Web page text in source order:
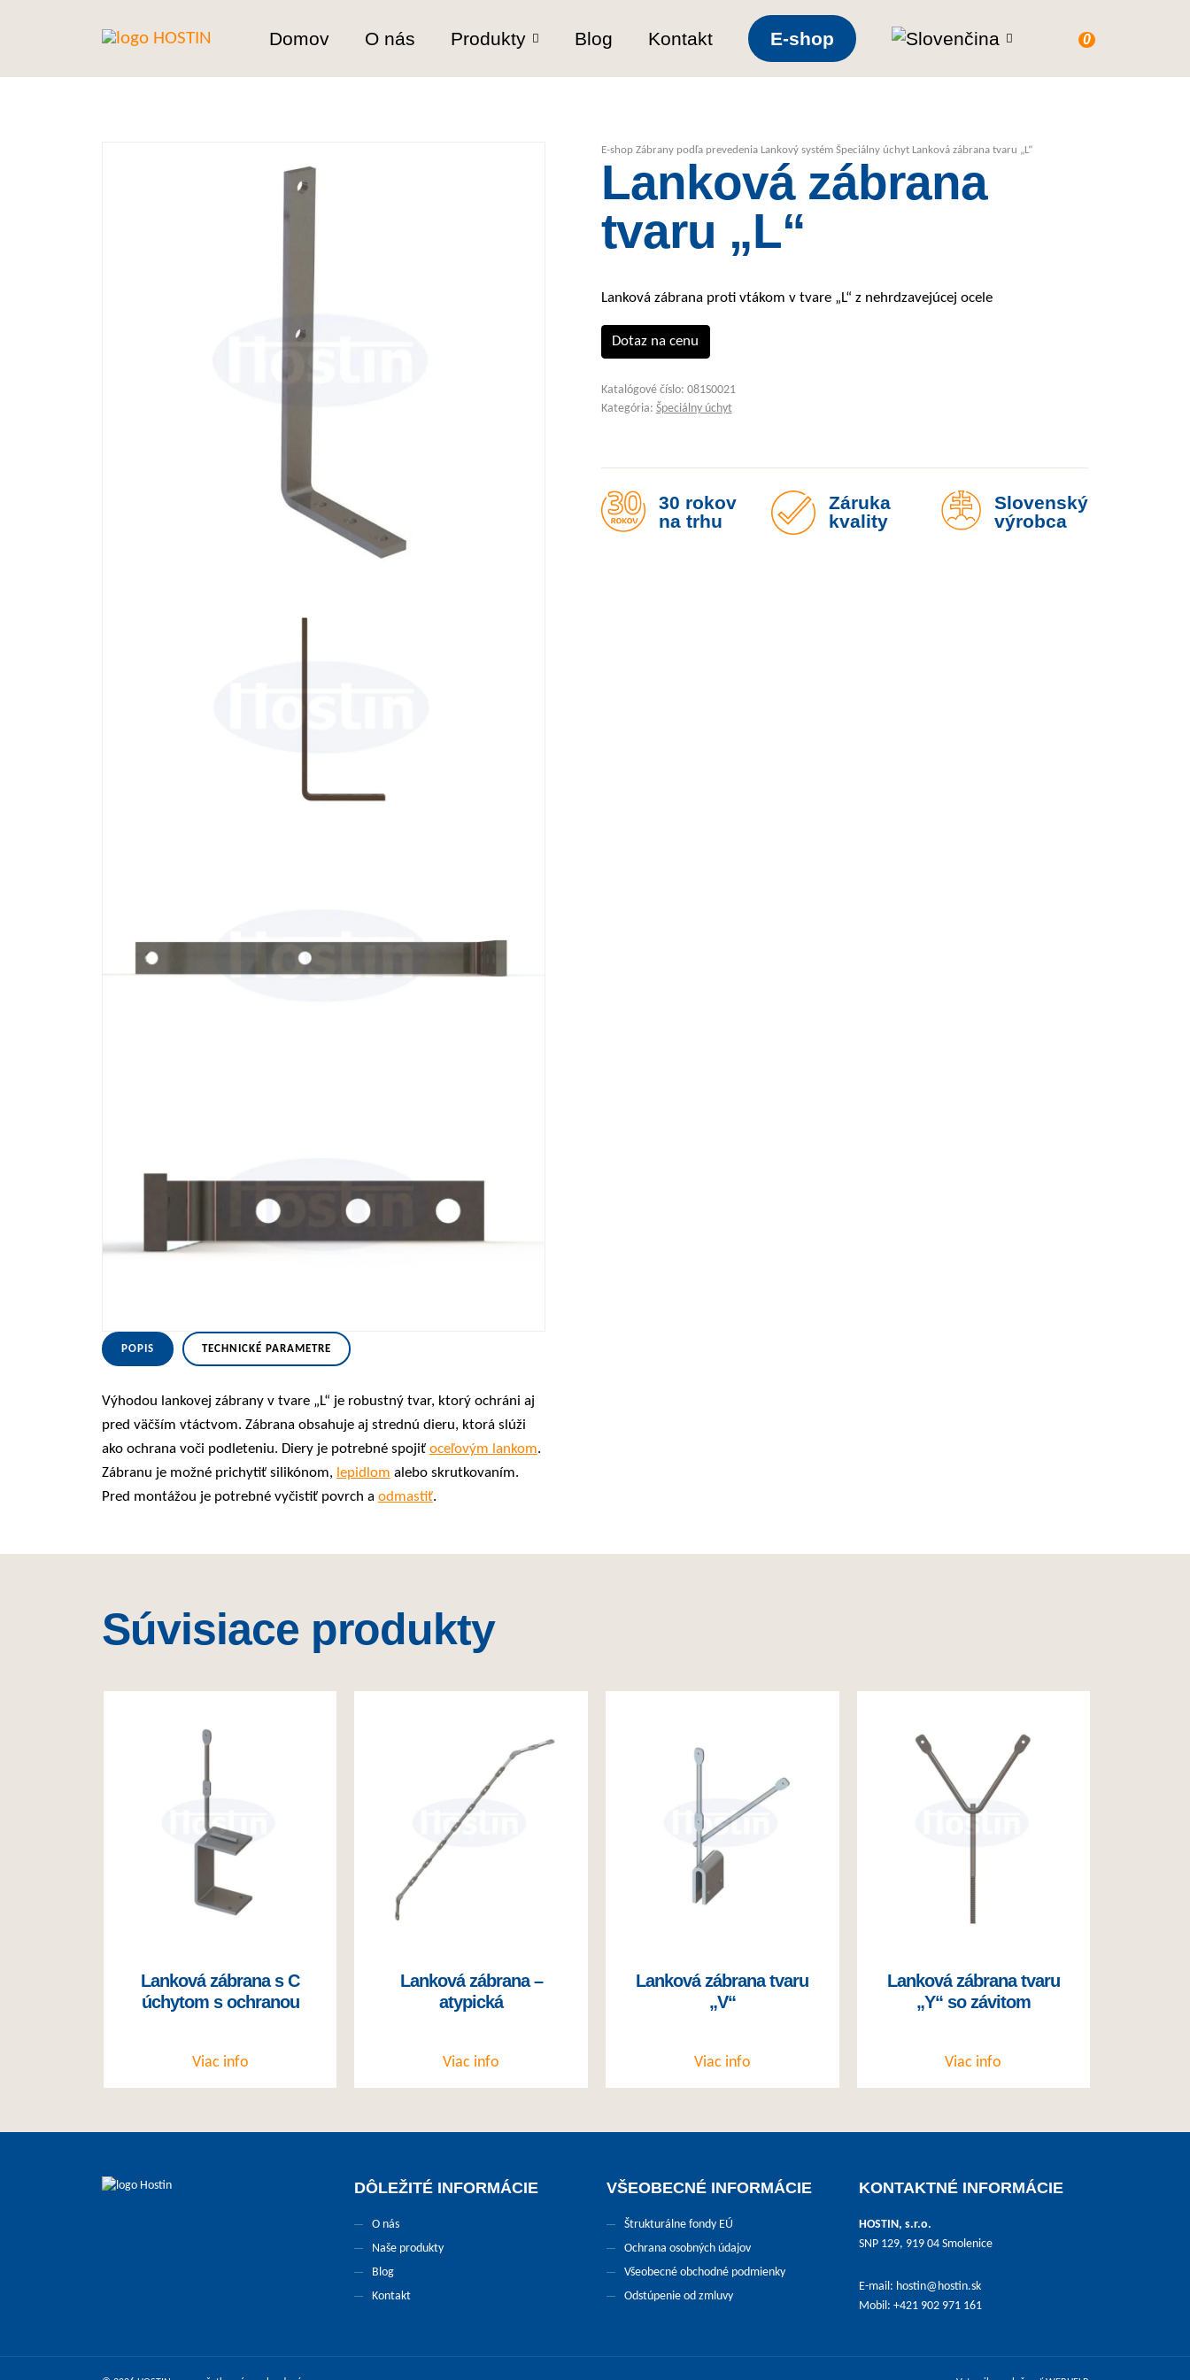
0
Domov O nás Produkty Blog Kontakt E-shop
E-shop Zábrany podľa prevedenia Lankový systém Špeciálny úchyt Lanková zábrana tvaru „L“
Lanková zábrana
tvaru „L“
Lanková zábrana proti vtákom v tvare „L“ z nehrdzavejúcej ocele
Dotaz na cenu
Katalógové číslo: 081S0021
Kategória: Špeciálny úchyt
30 rokov
na trhu
Záruka
kvality
Slovenský
výrobca
POPIS TECHNICKÉ PARAMETRE
Výhodou lankovej zábrany v tvare „L“ je robustný tvar, ktorý ochráni aj
pred väčším vtáctvom. Zábrana obsahuje aj strednú dieru, ktorá slúži
ako ochrana voči podleteniu. Diery je potrebné spojiť oceľovým lankom.
Zábranu je možné prichytiť silikónom, lepidlom alebo skrutkovaním.
Pred montážou je potrebné vyčistiť povrch a odmastiť.
Súvisiace produkty
Lanková zábrana s C
úchytom s ochranou
Viac info
Lanková zábrana –
atypická
Viac info
Lanková zábrana tvaru
„V“
Viac info
Lanková zábrana tvaru
„Y“ so závitom
Viac info
DÔLEŽITÉ INFORMÁCIE
O nás
Naše produkty
Blog
Kontakt
VŠEOBECNÉ INFORMÁCIE
Štrukturálne fondy EÚ
Ochrana osobných údajov
Všeobecné obchodné podmienky
Odstúpenie od zmluvy
KONTAKTNÉ INFORMÁCIE
HOSTIN, s.r.o.
SNP 129, 919 04 Smolenice
E-mail: hostin@hostin.sk
Mobil: +421 902 971 161